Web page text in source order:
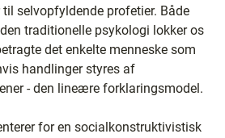
selvopfyldende profetier. Både
traditionelle psykologi lokker os
det enkelte menneske som
handlinger styres af
- den lineære forklaringsmodel.
for en socialkonstruktivistisk